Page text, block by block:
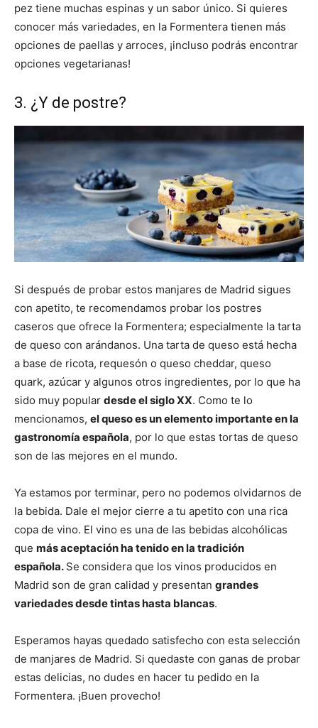
pez tiene muchas espinas y un sabor único. Si quieres
conocer más variedades, en la Formentera tienen más
opciones de paellas y arroces, ¡incluso podrás encontrar
opciones vegetarianas!
3. ¿Y de postre?
Si después de probar estos manjares de Madrid sigues
con apetito, te recomendamos probar los postres
caseros que ofrece la Formentera; especialmente la tarta
de queso con arándanos. Una tarta de queso está hecha
a base de ricota, requesón o queso cheddar, queso
quark, azúcar y algunos otros ingredientes, por lo que ha
sido muy popular desde el siglo XX. Como te lo
mencionamos, el queso es un elemento importante en la
gastronomía española, por lo que estas tortas de queso
son de las mejores en el mundo.
Ya estamos por terminar, pero no podemos olvidarnos de
la bebida. Dale el mejor cierre a tu apetito con una rica
copa de vino. El vino es una de las bebidas alcohólicas
que más aceptación ha tenido en la tradición
española. Se considera que los vinos producidos en
Madrid son de gran calidad y presentan grandes
variedades desde tintas hasta blancas.
Esperamos hayas quedado satisfecho con esta selección
de manjares de Madrid. Si quedaste con ganas de probar
estas delicias, no dudes en hacer tu pedido en la
Formentera. ¡Buen provecho!